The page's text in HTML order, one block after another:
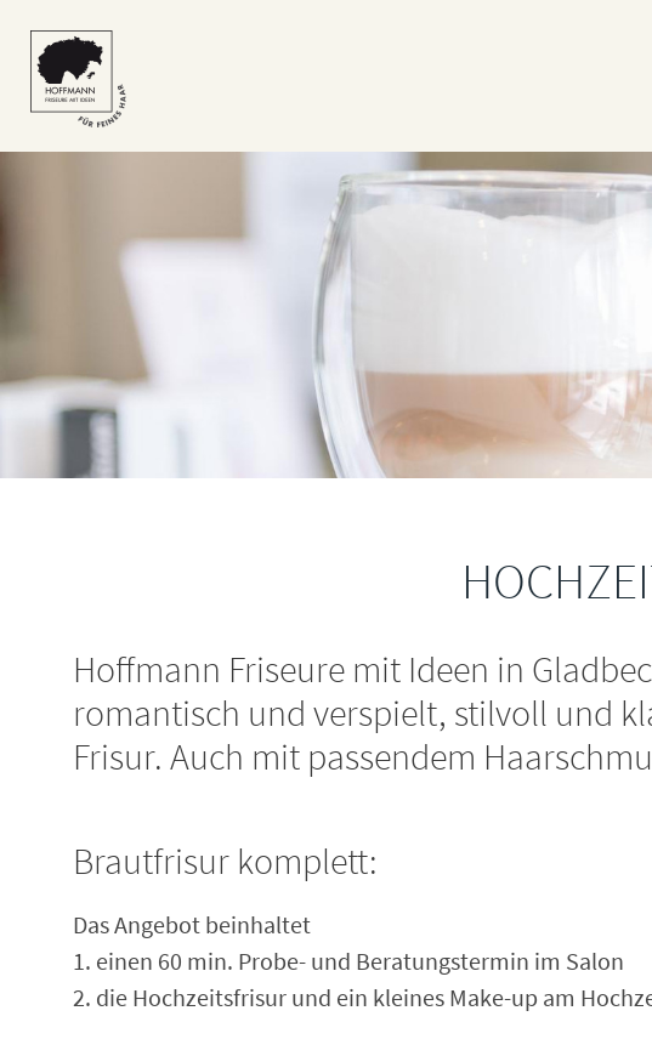
Hoffmann Friseure mit Ideen in
romantisch und verspielt, stilvoll und
Frisur. Auch mit passendem
Brautfrisur komplett:
Das Angebot beinhaltet
1. einen 60 min. Probe- und Beratungstermin im Salon
2. die Hochzeitsfrisur und ein kleines Make-up am